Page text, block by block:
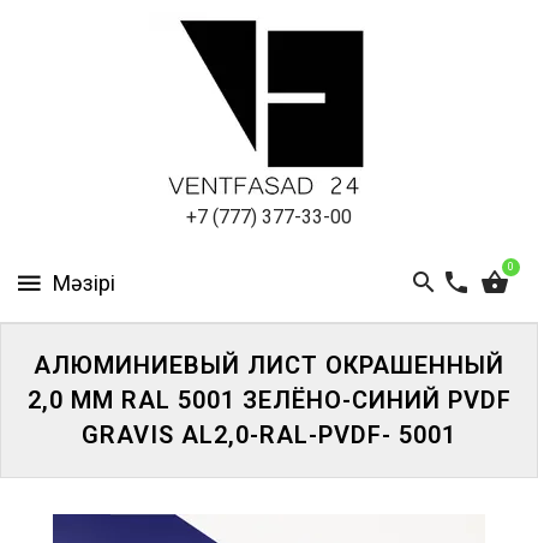
+7 (777) 377-33-00
0
ПАНЕЛИ
АЛЮМИНИЕВЫЙ ЛИСТ ОКРАШЕННЫЙ
2,0 ММ RAL 5001 ЗЕЛЁНО-СИНИЙ PVDF
GRAVIS AL2,0-RAL-PVDF- 5001